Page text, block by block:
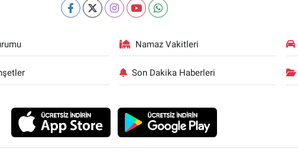
Namaz Vakitleri
Son Dakika Haberleri